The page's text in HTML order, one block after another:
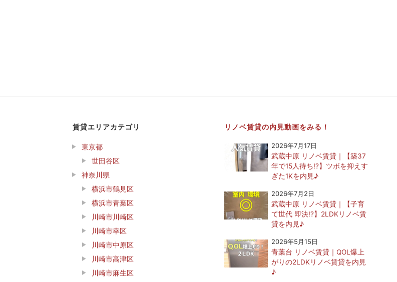
賃貸エリアカテゴリ
東京都
世田谷区
神奈川県
横浜市鶴見区
横浜市青葉区
川崎市川崎区
川崎市幸区
川崎市中原区
川崎市高津区
川崎市麻生区
リノベ賃貸の内見動画をみる！
2026年7月17日
武蔵中原 リノベ賃貸｜【築37
年で15人待ち!?】ツボを抑えす
ぎた1Kを内見♪
2026年7月2日
武蔵中原 リノベ賃貸｜【子育
て世代 即決!?】2LDKリノベ賃
貸を内見♪
2026年5月15日
青葉台 リノベ賃貸｜QOL爆上
がりの2LDKリノベ賃貸を内見
♪